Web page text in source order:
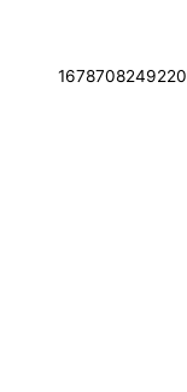
1678708249220